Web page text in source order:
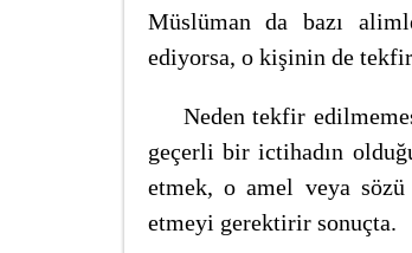
Müslüman da bazı
ediyorsa, o kişinin de
Neden tekfir
geçerli bir ictihadın
etmek, o amel veya
etmeyi gerektirir sonuçta.